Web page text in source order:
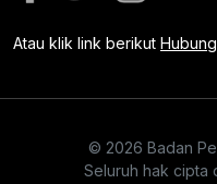
Atau klik link berikut
© 2026 Badan
Seluruh hak cipta